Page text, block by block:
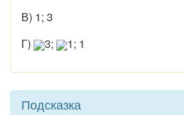
В) 1; 3
Г)
3; 1; 1
Подсказка